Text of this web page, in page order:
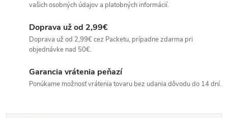
vašich osobných údajov a platobných informácií.
Doprava už od 2,99€
Doprava už od 2,99€ cez Packetu, prípadne zdarma pri
objednávke nad 50€.
Garancia vrátenia peňazí
Ponúkame možnosť vrátenia tovaru bez udania dôvodu do 14 dní.